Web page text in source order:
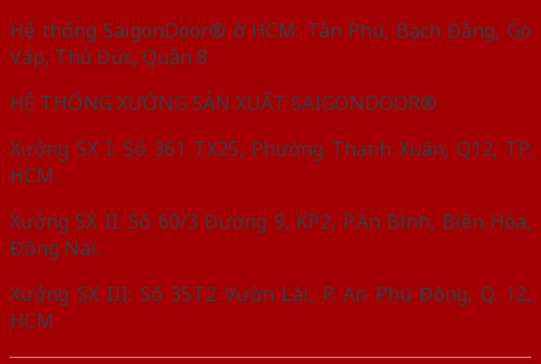
Hệ thống SaigonDoor® ở HCM: Tân Phú, Bạch Đằng, Gò
Vấp, Thủ Đức, Quận 8
HỆ THỐNG XƯỞNG SẢN XUẤT SAIGONDOOR®
Xưởng SX I: Số 361 TX25, Phường Thạnh Xuân, Q12, TP.
HCM.
Xưởng SX II: Số 60/3 Đường 9, KP2, P.An Bình, Biên Hòa,
Đồng Nai.
Xưởng SX III: Số 35T2 Vườn Lài, P. An Phú Đông, Q. 12,
HCM